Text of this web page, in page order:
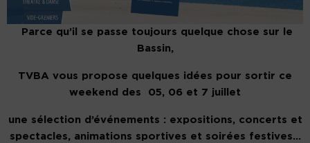
Parce qu’il se passe toujours quelque chose sur le
Bassin,
TVBA vous propose quelques idées pour sortir ce
weekend des 05, 06 et 7 juillet
une sélection d’événements : expositions, concerts et
spectacles, animations sportives et soirées festives…